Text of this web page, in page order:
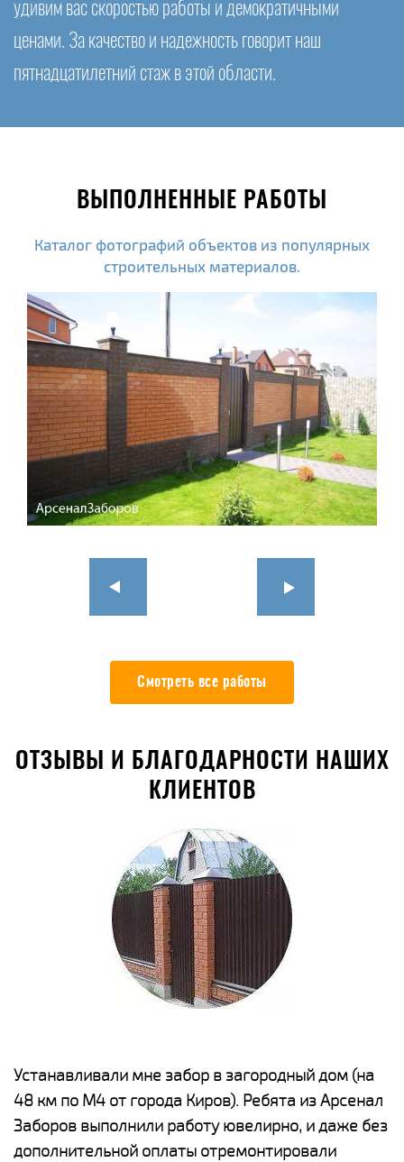
удивим вас скоростью работы и демократичными
ценами. За качество и надежность говорит наш
пятнадцатилетний стаж в этой области.
ВЫПОЛНЕННЫЕ РАБОТЫ
Каталог фотографий объектов из популярных
строительных материалов.
Смотреть все работы
ОТЗЫВЫ И БЛАГОДАРНОСТИ НАШИХ
КЛИЕНТОВ
Устанавливали мне забор в загородный дом (на
48 км по М4 от города Киров). Ребята из Арсенал
Заборов выполнили работу ювелирно, и даже без
дополнительной оплаты отремонтировали